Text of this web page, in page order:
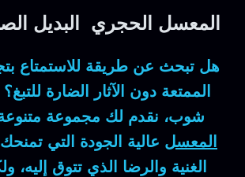
المعسل الحجري البديل
هل تبحث عن طريقة للاستمتاع
الممتعة دون الآثار الضارة
شوب، نقدم لك مجموعة
المعسل عالية الجودة التي
الغنية والرضا الذي تتوق إليه،